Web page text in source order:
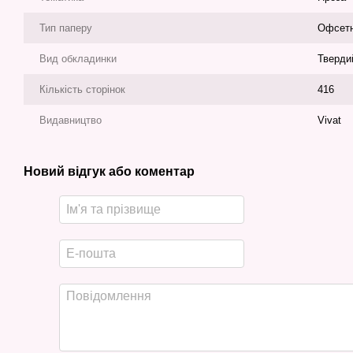
Тип паперу
Вид обкладинки
Кількість сторінок 416
Видавництво Vivat
Новий відгук або коментар